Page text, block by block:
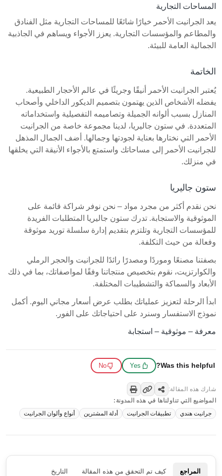
المساحات التجارية
يعد الجرانيت الأحمر خيارًا شائعًا للمساحات التجارية مثل الفنادق
والمطاعم والمؤسسات التجارية. يعزز الأجواء ويساهم في الجاذبية
الجمالية العامة للبيئة.
الخاتمة
يُعتبر الجرانيت الأحمر أنيقًا وجريئًا في عالم الأحجار الطبيعية.
يفضله الأشخاص الذين يهتمون بتصميم الديكور الداخلي وأصحاب
المنازل بسبب ألوانه الجميلة وتصاميمه التفصيلية واستخداماته
المتعددة. في ستون جاليريا، لدينا مجموعة خاصة من الجرانيت
الأحمر التي نختارها بعناية لجودتها وجمالها. أضف الجمال المذهل
للجرانيت الأحمر إلى مساحاتك واستمتع بالأجواء الأنيقة التي يخلقها
في منزلك.
ستون جاليريا
نحن نقدم أكثر من مجرد مواد – نحن نوفر شراكة قائمة على
الموثوقية والاستجابة. تدرك ستون جاليريا المتطلبات الفريدة
للمؤسسات التجارية وتلتزم بتقديم إدارة سلسلة توريد موثوقة
وفعالة من حيث التكلفة.
بصفتنا مصنعًا وموردًا ومصدرًا رائدًا للجرانيت والحجر الرملي
والكوارتزيت، نقوم بتخصيص منتجاتنا وفقًا لمواصفاتك، بما في ذلك
الأبعاد والسماكة والتشطيبات المختلفة.
ابدأ الرحلة لتعزيز عملياتك بطلب عرض أسعار مجاني اليوم. أكمل
نموذج الاستفسار وسنرد على احتياجاتك على الفور.
معرفة – موثوقية – استجابة
Was this helpful?
Yes
No
شارك هذه المقالة:
المواضيع التي تناولناها في هذه المدونة:
جرانيت هندي
تطبيقات الجرانيت أدلة المشترين أنواع وألوان الجرانيت
المراجع كيف تم التحقق من هذه المقالة التاريخ